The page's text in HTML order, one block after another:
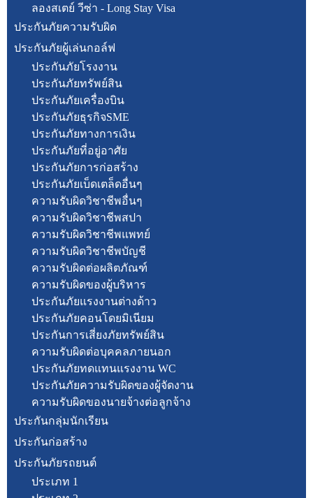
ลองสเตย์ วีซ่า - Long Stay Visa
ประกันภัยความรับผิด
ประกันภัยผู้เล่นกอล์ฟ
ประกันภัยโรงงาน
ประกันภัยทรัพย์สิน
ประกันภัยเครื่องบิน
ประกันภัยธุรกิจSME
ประกันภัยทางการเงิน
ประกันภัยที่อยู่อาศัย
ประกันภัยการก่อสร้าง
ประกันภัยเบ็ดเตล็ดอื่นๆ
ความรับผิดวิชาชีพอื่นๆ
ความรับผิดวิชาชีพสปา
ความรับผิดวิชาชีพแพทย์
ความรับผิดวิชาชีพบัญชี
ความรับผิดต่อผลิตภัณฑ์
ความรับผิดของผู้บริหาร
ประกันภัยแรงงานต่างด้าว
ประกันภัยคอนโดยมิเนียม
ประกันการเสี่ยงภัยทรัพย์สิน
ความรับผิดต่อบุคคลภายนอก
ประกันภัยทดแทนแรงงาน WC
ประกันภัยความรับผิดของผู้จัดงาน
ความรับผิดของนายจ้างต่อลูกจ้าง
ประกันกลุ่มนักเรียน
ประกันก่อสร้าง
ประกันภัยรถยนต์
ประเภท 1